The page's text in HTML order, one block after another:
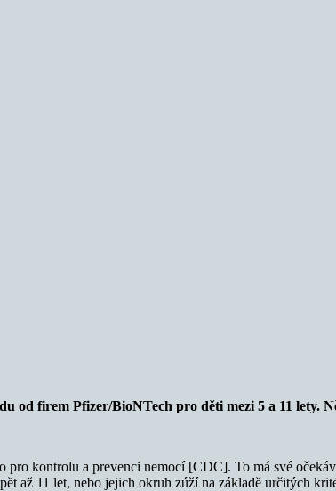
firem Pfizer/BioNTech pro děti mezi 5 a 11 lety.
kontrolu a prevenci nemocí [CDC]. To má své
až 11 let, nebo jejich okruh zúží na základě určitých